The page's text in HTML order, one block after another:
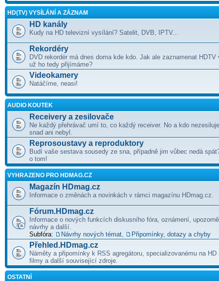
HD(TV) VYSÍLÁNÍ A ZÁZNAM
HD kanály
Kudy na HD televizní vysílání? Satelit, DVB, IPTV...
Rekordéry
DVD rekordér má dnes doma kde kdo. Jak ale zaznamenat
už ho tedy přijímáme?
Videokamery
Natáčíme, neasi!
AUDIO KOUTEK
Receivery a zesilovače
Ne každý přehrávač umí to, co každý receiver. No a kdo
snad ani nebyl.
Reprosoustavy a reproduktory
Budí vaše sestava sousedy ze sna, případně jim vůbec nedá
o tom!
VYHRAZENO PRO HDMAG.CZ
Magazín HDmag.cz
Informace o změnách a novinkách v rámci magazínu HDmag.cz.
Fórum.HDmag.cz
Informace o nových funkcích diskusního fóra, oznámení,
návrhy a další.
Subfóra:
Návrhy nových témat Připomínky, dotazy a chyby
Přehled.HDmag.cz
Náměty a připomínky k RSS agregátoru, specializovanému na HD
filmy a další související zdroje.
OSTATNÍ